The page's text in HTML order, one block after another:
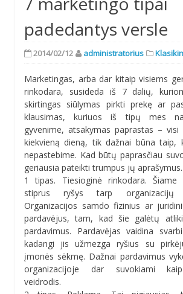
padedantys versle
2014/02/12 administratorius
Marketingas, arba dar kitaip visiems
rinkodara, susideda iš 7 dalių,
skirtingas siūlymas pirkti prekę ar
klausimas, kuriuos iš tipų mes
gyvenime, atsakymas paprastas –
kiekvieną dieną, tik dažnai būna
nepastebime. Kad būtų paprasčiau
geriausia pateikti trumpus jų aprašymus.
1 tipas. Tiesioginė rinkodara.
stiprus ryšys tarp organizacijų
Organizacijos samdo fizinius ar
pardavėjus, tam, kad šie galėtų
pardavimus. Pardavėjas vaidina
kadangi jis užmezga ryšius su
įmonės sėkmę. Dažnai pardavimus
organizacijoje dar suvokiami
veidrodis.